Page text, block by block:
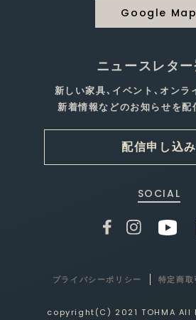
Google Map
ニュースレタ
新しい家具､イベント､オンラ
新着情報などのお知らせを配
配信申し込み
SOCIAL
プライバシーポリシー 特定商
copyright(C) 2021 TOHMA All